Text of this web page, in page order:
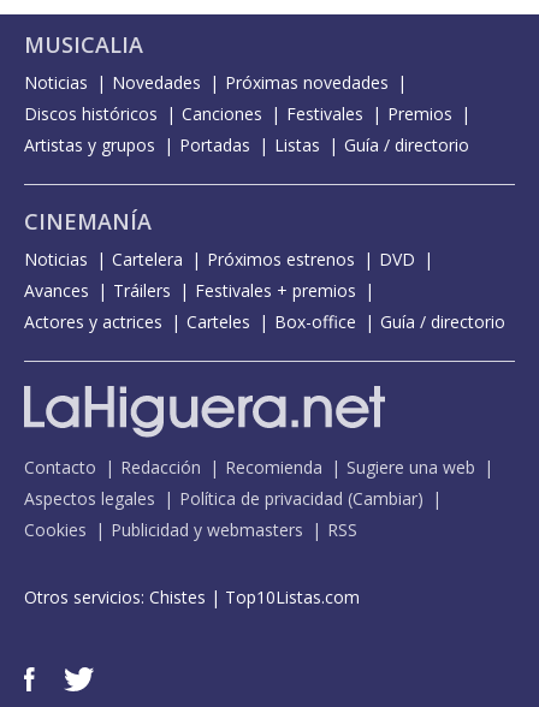
MUSICALIA
Noticias Novedades
Próximas novedades
Discos históricos
Canciones Festivales
Premios
Artistas y grupos
Portadas Listas Guía / directorio
CINEMANÍA
Noticias Cartelera Próximos estrenos
DVD
Avances
Tráilers
Festivales + premios
Actores y actrices
Carteles Box-office Guía / directorio
Contacto Redacción Recomienda
Sugiere una web
Aspectos legales
Política de privacidad (Cambiar)
Cookies
Publicidad y webmasters RSS
Otros servicios: Chistes | Top10Listas.com